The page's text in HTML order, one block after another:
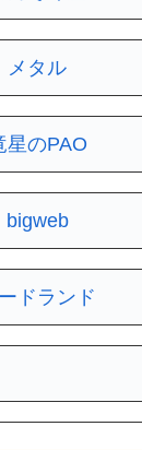
メタル
星のPAO
bigweb
ドランド